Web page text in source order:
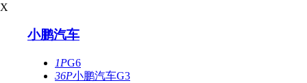
X
小鹏汽车
1PG6
36P小鹏汽车G3